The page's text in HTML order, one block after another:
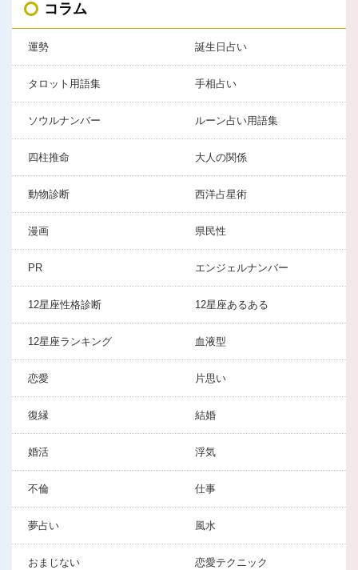
コラム
運勢 誕生日占い
タロット用語集 手相占い
ソウルナンバー ルーン占い用語集
四柱推命 大人の関係
動物診断 西洋占星術
漫画 県民性
PR エンジェルナンバー
12星座性格診断 12星座あるある
12星座ランキング 血液型
恋愛 片思い
復縁 結婚
婚活 浮気
不倫 仕事
夢占い 風水
おまじない 恋愛テクニック